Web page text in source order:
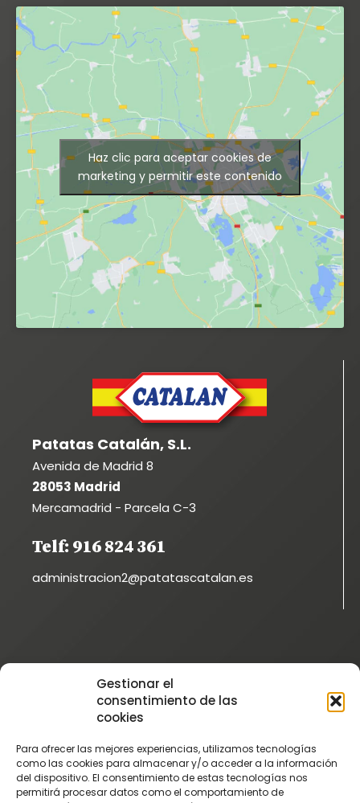
Gestionar el
consentimiento de las
cookies
Para ofrecer las mejores experiencias, utilizamos tecnologías
como las cookies para almacenar y/o acceder a la información
del dispositivo. El consentimiento de estas tecnologías nos
permitirá procesar datos como el comportamiento de
Haz clic para aceptar cookies de
marketing y permitir este contenido
Patatas Catalán, S.L.
Avenida de Madrid 8
28053 Madrid
Mercamadrid - Parcela C-3
Telf: 916 824 361
administracion2@patatascatalan.es
Instagram
@patatascatalan
Facebook
Vimeo
Patatascatalan